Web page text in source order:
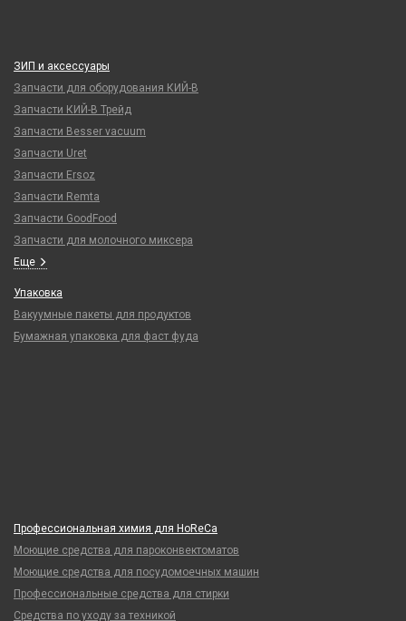
ЗИП и аксессуары
Запчасти для оборудования КИЙ-В
Запчасти КИЙ-В Трейд
Запчасти Besser vacuum
Запчасти Uret
Запчасти Ersoz
Запчасти Remta
Запчасти GoodFood
Запчасти для молочного миксера
Еще
Упаковка
Вакуумные пакеты для продуктов
Бумажная упаковка для фаст фуда
Профессиональная химия для HoReCa
Моющие средства для пароконвектоматов
Моющие средства для посудомоечных машин
Профессиональные средства для стирки
Средства по уходу за техникой